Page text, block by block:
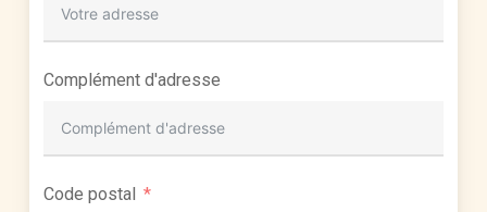
Complément d'adresse
Code postal